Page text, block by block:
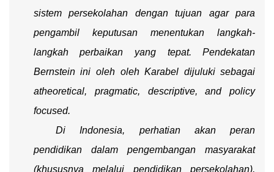
sistem persekolahan dengan tujuan agar para
pengambil keputusan menentukan langkah-
langkah perbaikan yang tepat. Pendekatan
Bernstein ini oleh oleh Karabel dijuluki sebagai
atheoretical, pragmatic, descriptive, and policy
focused.
Di Indonesia, perhatian akan peran
pendidikan dalam pengembangan masyarakat
(khususnya melalui pendidikan persekolahan),